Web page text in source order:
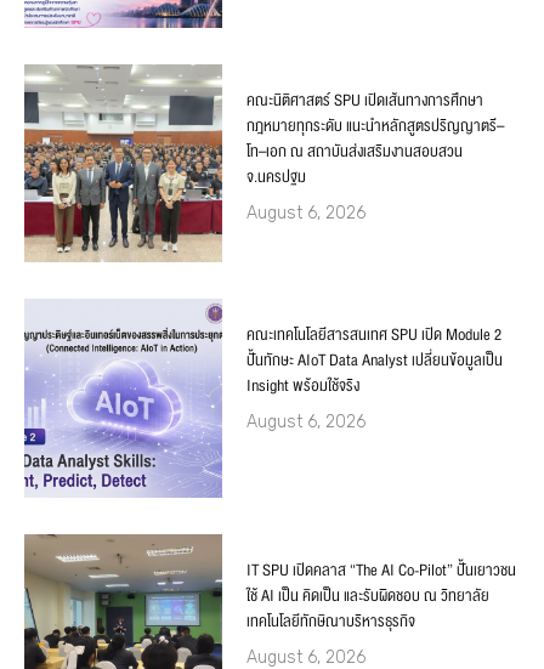
คณะนิติศาสตร์ SPU เปิดเส้นทางการศึกษา
กฎหมายทุกระดับ แนะนำหลักสูตรปริญญาตรี–
โท–เอก ณ สถาบันส่งเสริมงานสอบสวน
จ.นครปฐม
August 6, 2026
คณะเทคโนโลยีสารสนเทศ SPU เปิด Module 2
ปั้นทักษะ AIoT Data Analyst เปลี่ยนข้อมูลเป็น
Insight พร้อมใช้จริง
August 6, 2026
IT SPU เปิดคลาส “The AI Co-Pilot” ปั้นเยาวชน
ใช้ AI เป็น คิดเป็น และรับผิดชอบ ณ วิทยาลัย
เทคโนโลยีทักษิณาบริหารธุรกิจ
August 6, 2026